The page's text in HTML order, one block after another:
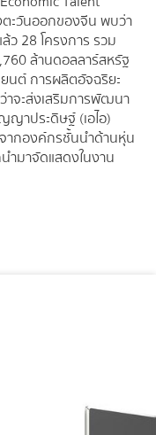
ะวันออกของจีน พบว่า
28 โครงการ รวม
ล้านดอลลาร์สหรัฐ
นต์ การผลิตอัจฉริยะ
าจะส่งเสริมการพัฒนา
าประดิษฐ์ (เอไอ)
ากองค์กรชั้นนำด้านหุ่น
ำมาจัดแสดงในงาน